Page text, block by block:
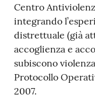
Centro
integrando
distrettuale (già
accoglienza e
subiscono
Protocollo
2007.